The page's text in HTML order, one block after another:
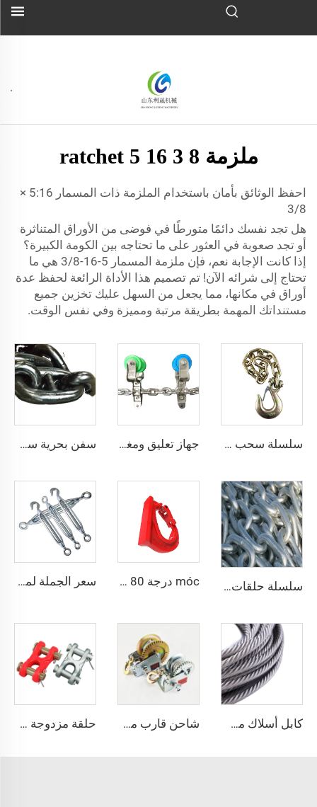
ملزمة ratchet 5 16 3 8
احفظ الوثائق بأمان باستخدام الملزمة ذات المسمار 5:16 ×
3/8
هل تجد نفسك دائمًا متورطًا في فوضى من الأوراق المتناثرة
أو تجد صعوبة في العثور على ما تحتاجه بين الكومة الكبيرة؟
إذا كانت الإجابة نعم، فإن ملزمة المسمار 5-16-3/8 هي ما
تحتاج إلى شرائه الآن! تم تصميم هذا الأداة الرائعة لحفظ عدة
أوراق في مكانها، مما يجعل من السهل عليك تخزين جميع
مستنداتك المهمة بطريقة مرتبة ومميزة وفي نفس الوقت.
سلسلة سحب نقل G70 مطلية بالزنك الأصفر مع ألمف الحجز و钧 الباب جهاز تعليق ومغزل للمعدات خط نقل الدواجن المعلق سفن بحرية سفينة قارب رابط دراسة سلسلة描
سلسلة حلقات دراسية عالية الجودة G80 مغلفنة بالغمس الساخن لاستخدامات الوقاية móc درجة 80 ملحومة للاستخدام في الرفع والوصل سعر الجملة لمثبت جيس المفتوح المطلي بالزنك مع عين حديدية
كابل أسلاك مطلي بالـ PVC من الفولاذ المقاوم للصدأ نوع 7x7 و7x19 شاحن قارب من الفولاذ المقاوم للصدأ بقوة 1200 رطل مع فرامل حلقة مزدوجة على شكل H مصنوعة بطريقة الصب الساخن